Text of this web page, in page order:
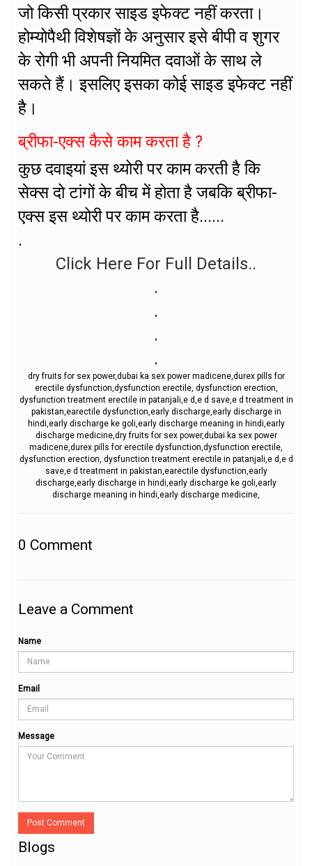
जो किसी प्रकार साइड इफेक्ट नहीं करता।
होम्योपैथी विशेषज्ञों के अनुसार इसे बीपी व शुगर
के रोगी भी अपनी नियमित दवाओं के साथ ले
सकते हैं। इसलिए इसका कोई साइड इफेक्ट नहीं
है।
ब्रीफा-एक्स कैसे काम करता है ?
कुछ दवाइयां इस थ्योरी पर काम करती है कि
सेक्स दो टांगों के बीच में होता है जबकि ब्रीफा-
एक्स इस थ्योरी पर काम करता है......
.
Click Here For Full Details..
.
.
.
.
dry fruits for sex power,dubai ka sex power madicene,durex pills for
erectile dysfunction,dysfunction erectile, dysfunction erection,
dysfunction treatment erectile in patanjali,e d,e d save,e d treatment in
pakistan,earectile dysfunction,early discharge,early discharge in
hindi,early discharge ke goli,early discharge meaning in hindi,early
discharge medicine,dry fruits for sex power,dubai ka sex power
madicene,durex pills for erectile dysfunction,dysfunction erectile,
dysfunction erection, dysfunction treatment erectile in patanjali,e d,e d
save,e d treatment in pakistan,earectile dysfunction,early
discharge,early discharge in hindi,early discharge ke goli,early
discharge meaning in hindi,early discharge medicine,
0 Comment
Leave a Comment
Name
Email
Message
Post Comment
Blogs